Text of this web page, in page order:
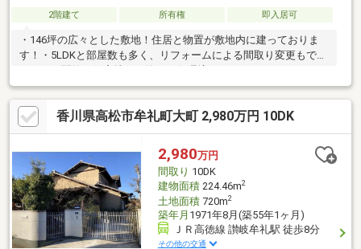
2階建て 所有権 即入居可
・146坪の広々とした敷地！住居と物置が敷地内に建っておりま
す！・5LDKと部屋数も多く、リフォームによる間取り変更もでき
香川県高松市牟礼町大町 2,980万円 10DK
2,980万円
間取り 10DK
建物面積224.46m2
土地面積720m2
築年月 1971年8月(築55年1ヶ月)
ＪＲ高徳線 讃岐牟礼駅 徒歩8分
その他の交通